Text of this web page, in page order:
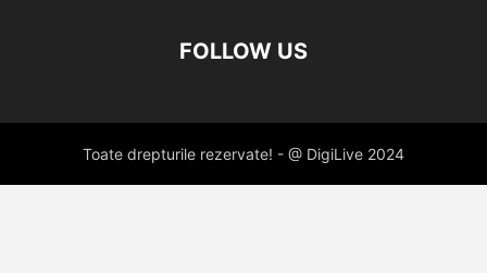
FOLLOW US
Toate drepturile rezervate! - @ DigiLive 2024